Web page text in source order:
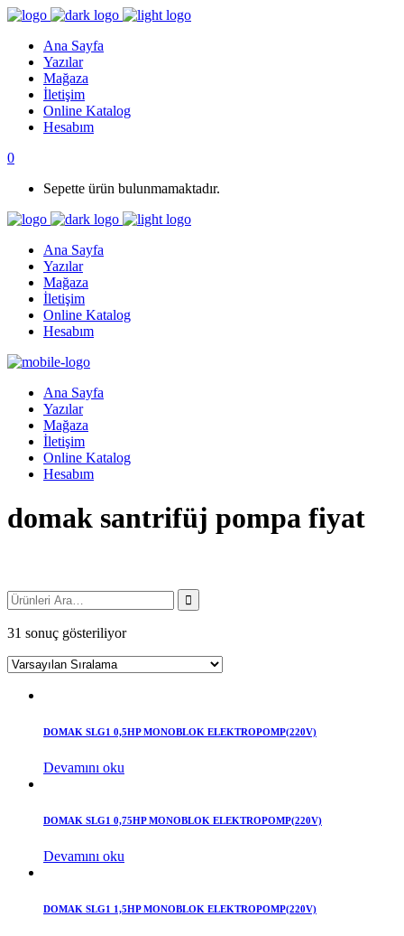
Ana Sayfa
Yazılar
Mağaza
İletişim
Online Katalog
Hesabım
0
Sepette ürün bulunmamaktadır.
Ana Sayfa
Yazılar
Mağaza
İletişim
Online Katalog
Hesabım
Ana Sayfa
Yazılar
Mağaza
İletişim
Online Katalog
Hesabım
domak santrifüj pompa fiyat
31 sonuç gösteriliyor
DOMAK SLG1 0,5HP MONOBLOK ELEKTROPOMP(220V)
Devamını oku
DOMAK SLG1 0,75HP MONOBLOK ELEKTROPOMP(220V)
Devamını oku
DOMAK SLG1 1,5HP MONOBLOK ELEKTROPOMP(220V)